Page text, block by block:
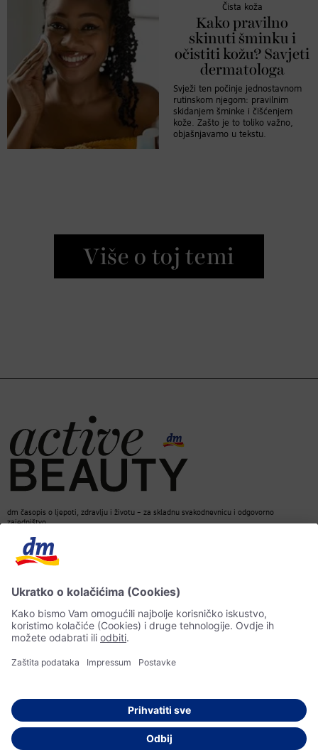
Čista koža
Kako pravilno
skinuti šminku i
očistiti kožu? Savjeti
dermatologa
Svježi ten počinje jednostavnom
rutinskom njegom: pravilnim
skidanjem šminke i čišćenjem
kože. Zašto je to toliko važno,
objašnjavamo u tekstu.
Više o toj temi
dm časopis o ljepoti, zdravlju i životu – za skladnu svakodnevnicu i odgovorno
zajedništvo.
© 2026 dm-drogerie markt d.o.o.